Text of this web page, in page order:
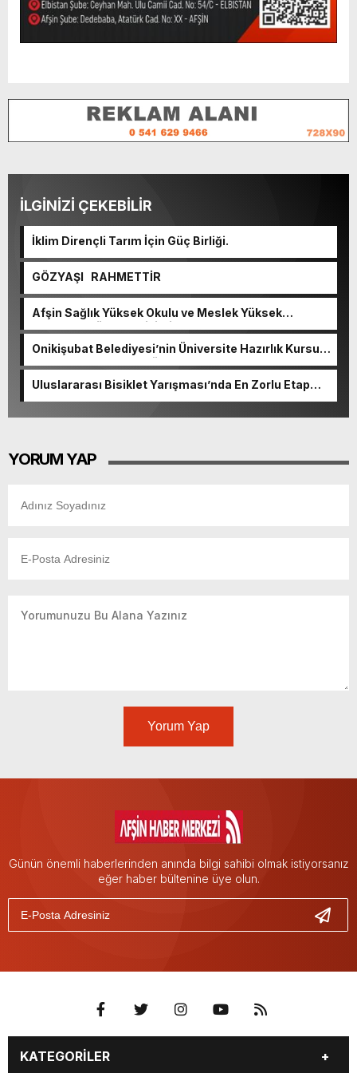
İLGİNİZİ ÇEKEBİLİR
İklim Dirençli Tarım İçin Güç Birliği.
GÖZYAŞI RAHMETTİR
Afşin Sağlık Yüksek Okulu ve Meslek Yüksek
Okulunda görev değişimi!
Onikişubat Belediyesi’nin Üniversite Hazırlık Kursu
başvurularında son gün 7 Ağustos.
Uluslararası Bisiklet Yarışması’nda En Zorlu Etap
YORUM YAP
Yorum Yap
Günün önemli haberlerinden anında bilgi sahibi olmak istiyorsanız
eğer haber bültenine üye olun.
KATEGORİLER